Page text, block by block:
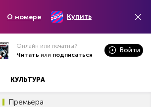
О номере Купить
Онлайн или печатный
Читать или подписаться
Войти
КУЛЬТУРА
Премьера